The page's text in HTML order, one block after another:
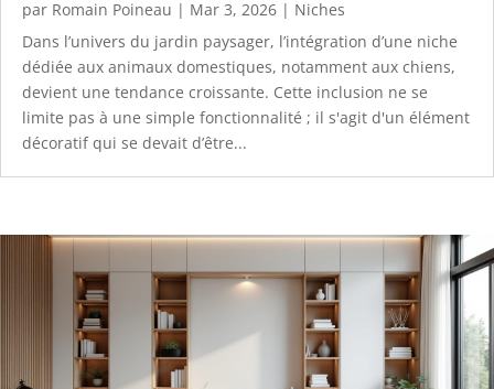
par Romain Poineau | Mar 3, 2026 | Niches
Dans l’univers du jardin paysager, l’intégration d’une niche
dédiée aux animaux domestiques, notamment aux chiens,
devient une tendance croissante. Cette inclusion ne se
limite pas à une simple fonctionnalité ; il s'agit d'un élément
décoratif qui se devait d’être...